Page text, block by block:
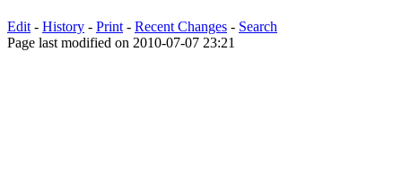
Edit - History - Print - Recent Changes - Search
Page last modified on 2010-07-07 23:21